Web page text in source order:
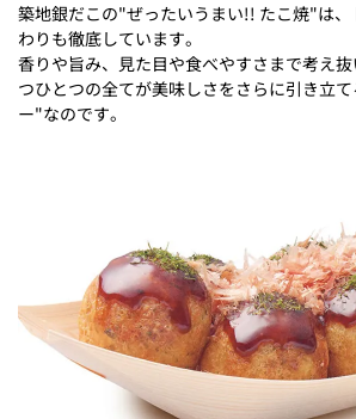
築地銀だこの"ぜったいうまい!! たこ焼"は、
わりも徹底しています。
香りや旨み、見た目や食べやすさまで考え
つひとつの全てが美味しさをさらに引き立
ー"なのです。